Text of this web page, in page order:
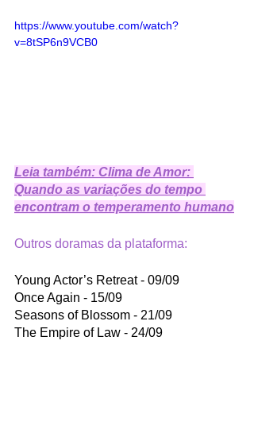
https://www.youtube.com/watch?
v=8tSP6n9VCB0
Leia também: Clima de Amor:
Quando as variações do tempo
encontram o temperamento humano
Outros doramas da plataforma:
Young Actor’s Retreat - 09/09
Once Again - 15/09
Seasons of Blossom - 21/09
The Empire of Law - 24/09